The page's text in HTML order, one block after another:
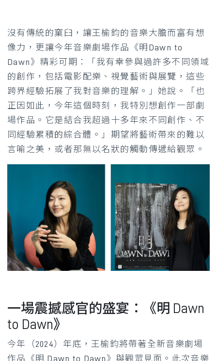
沒有傳統的窠臼，讓王榆鈞的音樂大膽而富有想
像力，更讓今年音樂劇場作品《明Dawn to
Dawn》精彩可期：「我有幸參與過許多不同領域
的創作，包括電影配樂、視覺藝術與展覽，這些
跨界經驗拓展了我對音樂的理解。」她說。「也
正因如此，今年這個時刻，我特別想創作一部劇
場作品。它是結合我超過十多年來不同創作、不
同經驗累積的綜合體。」期望將藝術帶來的難以
言喻之美，或者那無以名狀的觸動傳遞給觀眾。
一場震撼感官的盛宴：《明 Dawn
to Dawn》
今年（2024）年底，王榆鈞將帶著全新音樂劇場
作品《明 Dawn to Dawn》與觀眾見面。此次音樂